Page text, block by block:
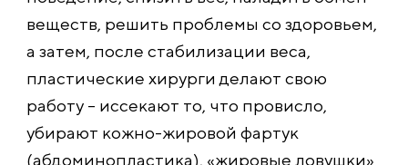
веществ, решить проблемы со здоровьем,
а затем, после стабилизации веса,
пластические хирурги делают свою
работу – иссекают то, что провисло,
убирают кожно-жировой фартук
(абдоминопластика), «жировые ловушки»